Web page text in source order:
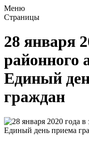
Меню
Страницы
28 января
районного
Единый
граждан